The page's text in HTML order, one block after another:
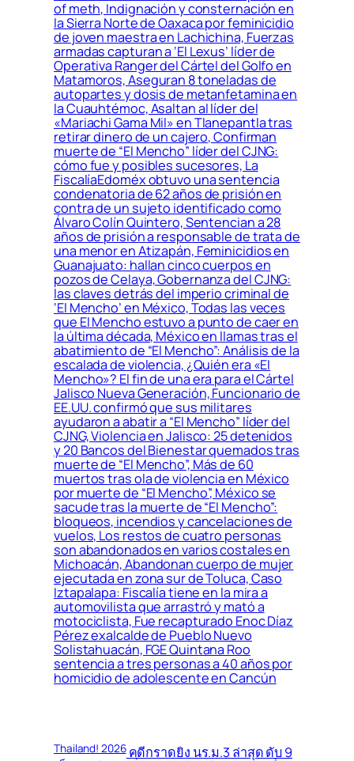
of meth, Indignación y consternación en
la Sierra Norte de Oaxaca por feminicidio
de joven maestra en Lachichina, Fuerzas
armadas capturan a ‘El Lexus’ líder de
Operativa Ranger del Cártel del Golfo en
Matamoros, Aseguran 8 toneladas de
autopartes y dosis de metanfetamina en
la Cuauhtémoc, Asaltan al líder del
«Mariachi Gama Mil» en Tlanepantla tras
retirar dinero de un cajero, Confirman
muerte de “El Mencho” líder del CJNG:
cómo fue y posibles sucesores, La
FiscalíaEdoméx obtuvo una sentencia
condenatoria de 62 años de prisión en
contra de un sujeto identificado como
Álvaro Colín Quintero, Sentencian a 28
años de prisión a responsable de trata de
una menor en Atizapán, Feminicidios en
Guanajuato: hallan cinco cuerpos en
pozos de Celaya, Gobernanza del CJNG:
las claves detrás del imperio criminal de
‘El Mencho’ en México, Todas las veces
que El Mencho estuvo a punto de caer en
la última década, México en llamas tras el
abatimiento de “El Mencho”: Análisis de la
escalada de violencia, ¿Quién era «El
Mencho»? El fin de una era para el Cártel
Jalisco Nueva Generación, Funcionario de
EE.UU. confirmó que sus militares
ayudaron a abatir a “El Mencho” líder del
CJNG, Violencia en Jalisco: 25 detenidos
y 20 Bancos del Bienestar quemados tras
muerte de “El Mencho”, Más de 60
muertos tras ola de violencia en México
por muerte de “El Mencho”, México se
sacude tras la muerte de “El Mencho”:
bloqueos, incendios y cancelaciones de
vuelos, Los restos de cuatro personas
son abandonados en varios costales en
Michoacán, Abandonan cuerpo de mujer
ejecutada en zona sur de Toluca, Caso
Iztapalapa: Fiscalía tiene en la mira a
automovilista que arrastró y mató a
motociclista, Fue recapturado Enoc Díaz
Pérez exalcalde de Pueblo Nuevo
Solistahuacán, FGE Quintana Roo
sentencia a tres personas a 40 años por
homicidio de adolescente en Cancún
Thailand! 2026คดีกราดยิง นร.ม.3 ล่าสุด ดับ 9